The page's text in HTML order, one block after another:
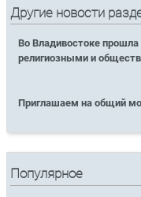
Другие новости
Во Владивостоке
религиозными и
Приглашаем на общий
Популярное